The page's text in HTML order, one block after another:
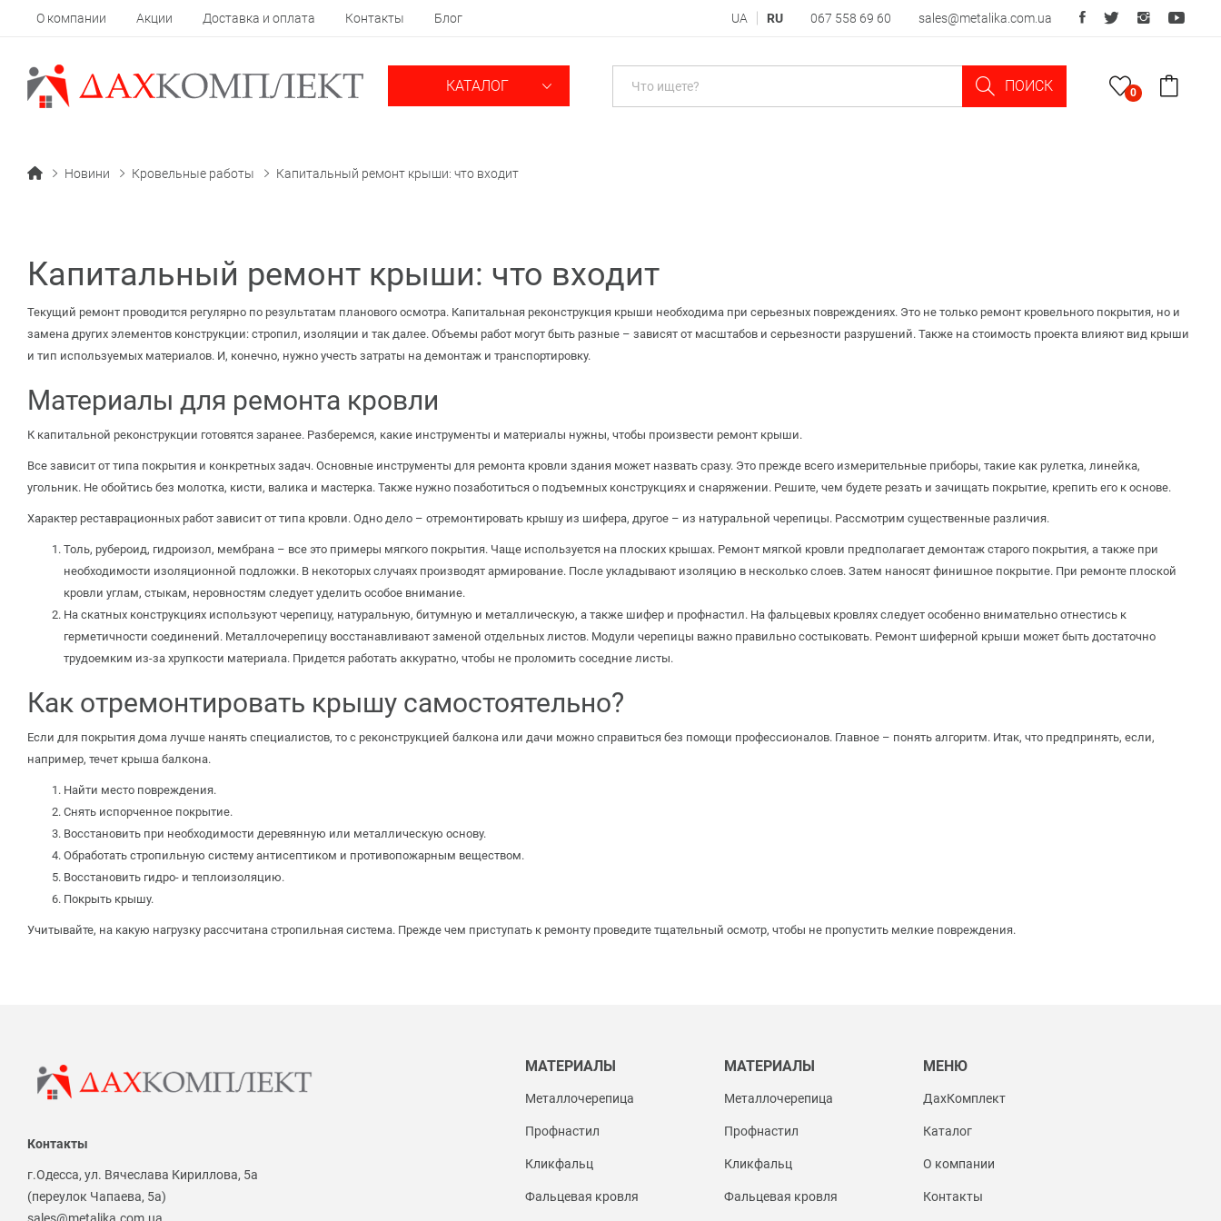
О компании Акции Доставка и оплата Контакты Блог UA RU 067 558 69 60 sales@metalika.com.ua
КАТАЛОГ ПОИСК 0
Новини Кровельные работы Капитальный ремонт крыши: что входит
Капитальный ремонт крыши: что входит
Текущий ремонт проводится регулярно по результатам планового осмотра. Капитальная реконструкция крыши необходима при серьезных повреждениях. Это не только ремонт кровельного покрытия, но и
замена других элементов конструкции: стропил, изоляции и так далее. Объемы работ могут быть разные – зависят от масштабов и серьезности разрушений. Также на стоимость проекта влияют вид крыши
и тип используемых материалов. И, конечно, нужно учесть затраты на демонтаж и транспортировку.
Материалы для ремонта кровли
К капитальной реконструкции готовятся заранее. Разберемся, какие инструменты и материалы нужны, чтобы произвести ремонт крыши.
Все зависит от типа покрытия и конкретных задач. Основные инструменты для ремонта кровли здания может назвать сразу. Это прежде всего измерительные приборы, такие как рулетка, линейка,
угольник. Не обойтись без молотка, кисти, валика и мастерка. Также нужно позаботиться о подъемных конструкциях и снаряжении. Решите, чем будете резать и зачищать покрытие, крепить его к основе.
Характер реставрационных работ зависит от типа кровли. Одно дело – отремонтировать крышу из шифера, другое – из натуральной черепицы. Рассмотрим существенные различия.
Толь, рубероид, гидроизол, мембрана – все это примеры мягкого покрытия. Чаще используется на плоских крышах. Ремонт мягкой кровли предполагает демонтаж старого покрытия, а также при
необходимости изоляционной подложки. В некоторых случаях производят армирование. После укладывают изоляцию в несколько слоев. Затем наносят финишное покрытие. При ремонте плоской
кровли углам, стыкам, неровностям следует уделить особое внимание.
На скатных конструкциях используют черепицу, натуральную, битумную и металлическую, а также шифер и профнастил. На фальцевых кровлях следует особенно внимательно отнестись к
герметичности соединений. Металлочерепицу восстанавливают заменой отдельных листов. Модули черепицы важно правильно состыковать. Ремонт шиферной крыши может быть достаточно
трудоемким из-за хрупкости материала. Придется работать аккуратно, чтобы не проломить соседние листы.
Как отремонтировать крышу самостоятельно?
Если для покрытия дома лучше нанять специалистов, то с реконструкцией балкона или дачи можно справиться без помощи профессионалов. Главное – понять алгоритм. Итак, что предпринять, если,
например, течет крыша балкона.
Найти место повреждения.
Снять испорченное покрытие.
Восстановить при необходимости деревянную или металлическую основу.
Обработать стропильную систему антисептиком и противопожарным веществом.
Восстановить гидро- и теплоизоляцию.
Покрыть крышу.
Учитывайте, на какую нагрузку рассчитана стропильная система. Прежде чем приступать к ремонту проведите тщательный осмотр, чтобы не пропустить мелкие повреждения.
Контакты
г.Одесса, ул. Вячеслава Кириллова, 5а
(переулок Чапаева, 5а)
МАТЕРИАЛЫ
Металлочерепица
Профнастил
Кликфальц
Фальцевая кровля
МАТЕРИАЛЫ
Металлочерепица
Профнастил
Кликфальц
Фальцевая кровля
МЕНЮ
ДахКомплект
Каталог
О компании
Контакты